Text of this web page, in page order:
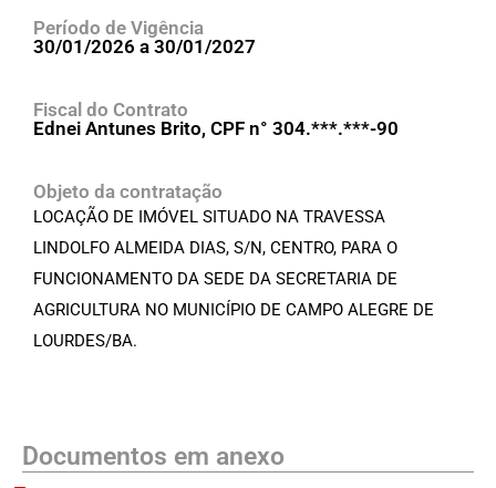
Período de Vigência
30/01/2026 a 30/01/2027
Fiscal do Contrato
Ednei Antunes Brito, CPF n° 304.***.***-90
Objeto da contratação
LOCAÇÃO DE IMÓVEL SITUADO NA TRAVESSA
LINDOLFO ALMEIDA DIAS, S/N, CENTRO, PARA O
FUNCIONAMENTO DA SEDE DA SECRETARIA DE
AGRICULTURA NO MUNICÍPIO DE CAMPO ALEGRE DE
LOURDES/BA.
Documentos em anexo